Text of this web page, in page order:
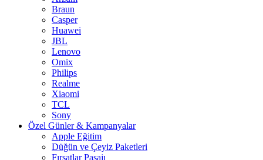
Braun
Casper
Huawei
JBL
Lenovo
Omix
Philips
Realme
Xiaomi
TCL
Sony
Özel Günler & Kampanyalar
Apple Eğitim
Düğün ve Çeyiz Paketleri
Fırsatlar Pasajı